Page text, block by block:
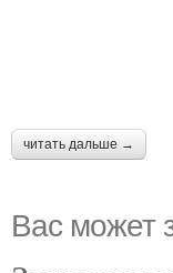
читать дальше →
Вас может